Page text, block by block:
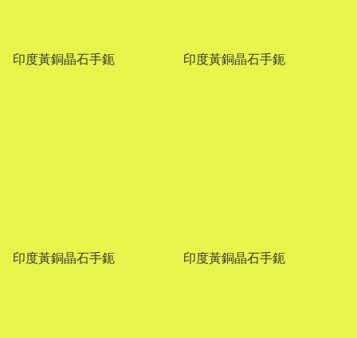
印度黃銅晶石手鈪 印度黃銅晶石手鈪
印度黃銅晶石手鈪 印度黃銅晶石手鈪